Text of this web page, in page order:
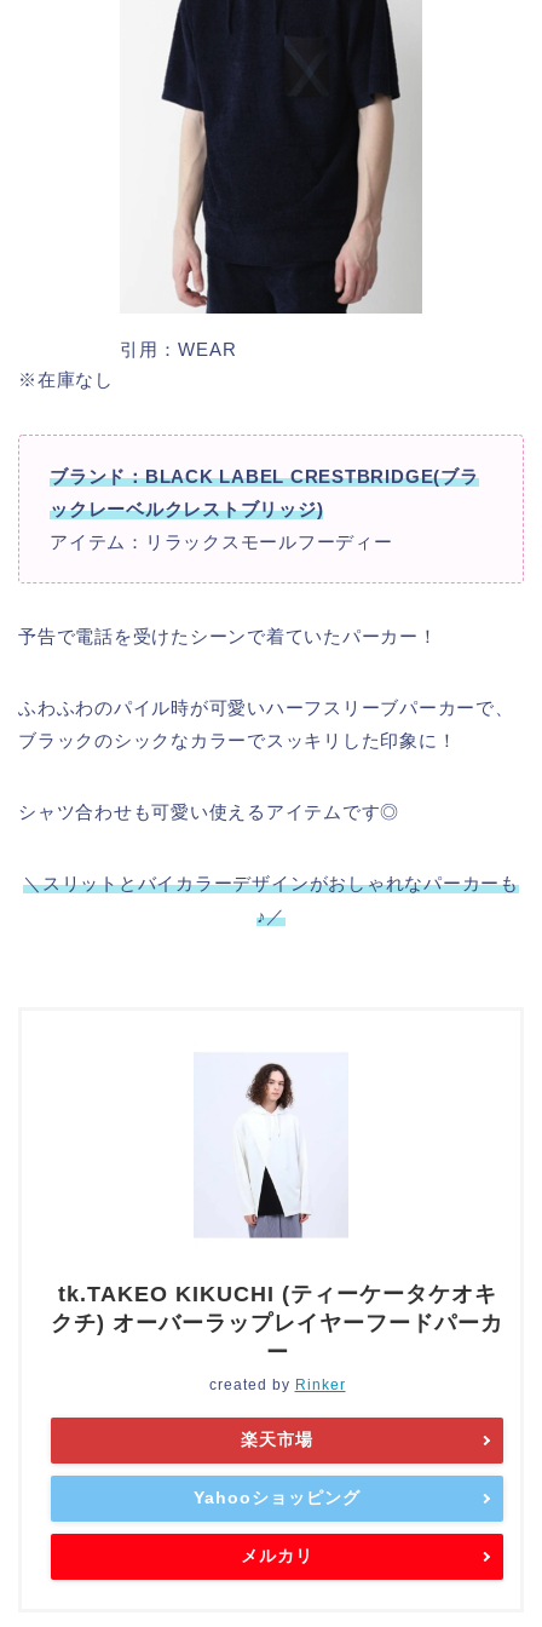
引用：WEAR
※在庫なし
ブランド：BLACK LABEL CRESTBRIDGE(ブラ
ックレーベルクレストブリッジ)
アイテム：リラックスモールフーディー
予告で電話を受けたシーンで着ていたパーカー！
ふわふわのパイル時が可愛いハーフスリーブパーカーで、
ブラックのシックなカラーでスッキリした印象に！
シャツ合わせも可愛い使えるアイテムです◎
＼スリットとバイカラーデザインがおしゃれなパーカーも
♪／
tk.TAKEO KIKUCHI (ティーケータケオキ
クチ) オーバーラップレイヤーフードパーカ
ー
created by Rinker
楽天市場
Yahooショッピング
メルカリ